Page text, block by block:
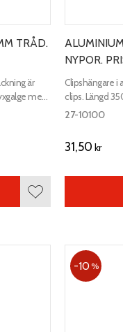
TRÅD.
är
med
på plats.
Lägg till i favoriter
NYPOR.
Clipshängare i
clips. Längd
27-10100
31,50 kr
10 %